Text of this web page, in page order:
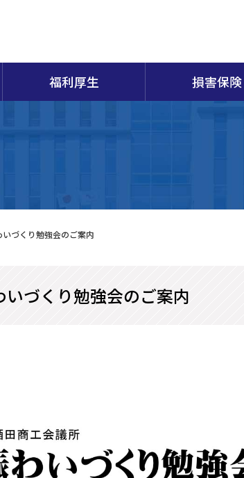
融資制度
「企業支援制度」（酒田市のHPへリンク）
たチャレンジ創業応援
回簿記検定申込書
会議所の検定試験
福利厚生 損害保険
報保護方針
いづくり勉強会のご案内
いづくり勉強会のご案内